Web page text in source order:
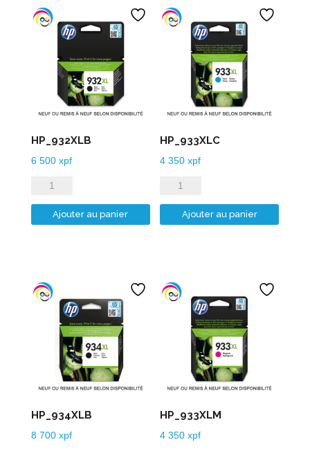
HP_932XLB
6 500 xpf
quantité
de
HP_932XLB
Ajouter au panier
HP_933XLC
4 350xpf
quantité
de
HP_933XLC
Ajouter au panier
HP_934XLB
8 700 xpf
HP_933XLM
4 350xpf